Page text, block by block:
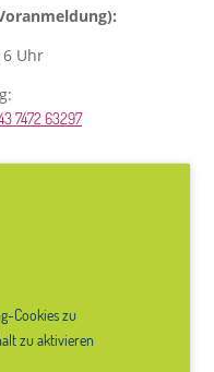
Uhr
7472 63297
Cookies zu
zu aktivieren